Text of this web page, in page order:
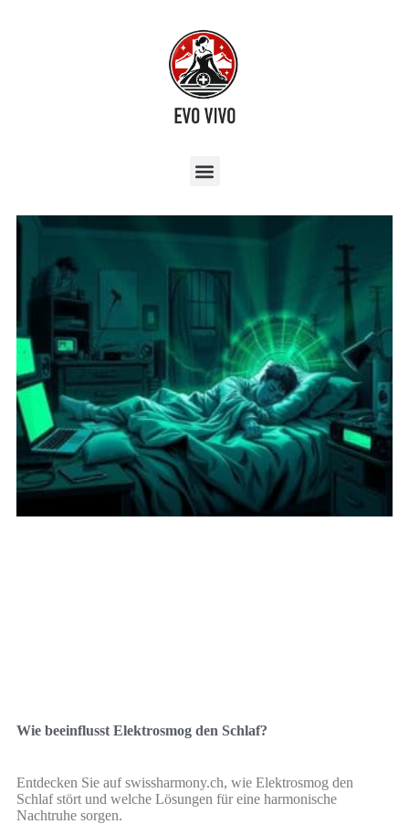
Wie beeinflusst Elektrosmog den Schlaf?
Entdecken Sie auf swissharmony.ch, wie Elektrosmog den
Schlaf stört und welche Lösungen für eine harmonische
Nachtruhe sorgen.